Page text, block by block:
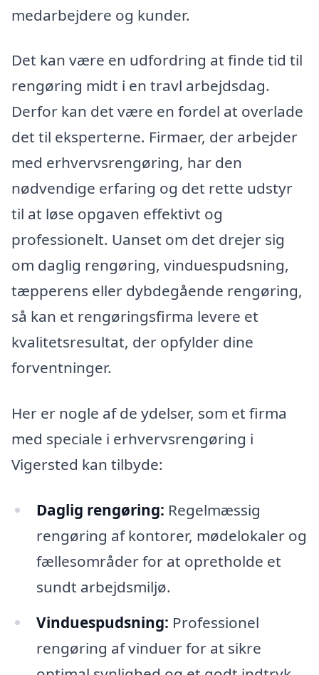
medarbejdere og kunder.
Det kan være en udfordring at finde tid til
rengøring midt i en travl arbejdsdag.
Derfor kan det være en fordel at overlade
det til eksperterne. Firmaer, der arbejder
med erhvervsrengøring, har den
nødvendige erfaring og det rette udstyr
til at løse opgaven effektivt og
professionelt. Uanset om det drejer sig
om daglig rengøring, vinduespudsning,
tæpperens eller dybdegående rengøring,
så kan et rengøringsfirma levere et
kvalitetsresultat, der opfylder dine
forventninger.
Her er nogle af de ydelser, som et firma
med speciale i erhvervsrengøring i
Vigersted kan tilbyde:
Daglig rengøring: Regelmæssig
rengøring af kontorer, mødelokaler og
fællesområder for at opretholde et
sundt arbejdsmiljø.
Vinduespudsning: Professionel
rengøring af vinduer for at sikre